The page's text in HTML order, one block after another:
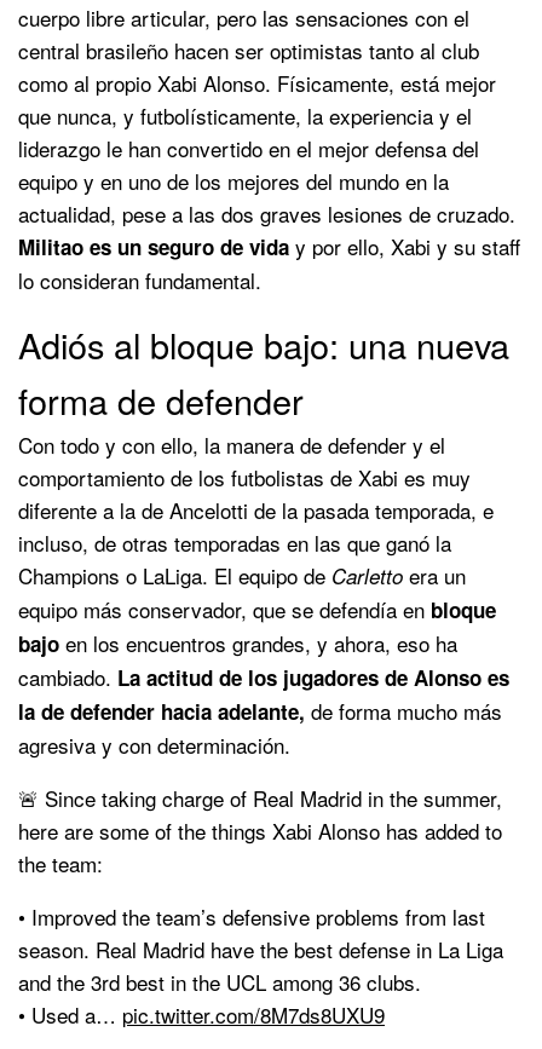
cuerpo libre articular, pero las sensaciones con el
central brasileño hacen ser optimistas tanto al club
como al propio Xabi Alonso. Físicamente, está mejor
que nunca, y futbolísticamente, la experiencia y el
liderazgo le han convertido en el mejor defensa del
equipo y en uno de los mejores del mundo en la
actualidad, pese a las dos graves lesiones de cruzado.
Militao es un seguro de vida y por ello, Xabi y su staff
lo consideran fundamental.
Adiós al bloque bajo: una nueva
forma de defender
Con todo y con ello, la manera de defender y el
comportamiento de los futbolistas de Xabi es muy
diferente a la de Ancelotti de la pasada temporada, e
incluso, de otras temporadas en las que ganó la
Champions o LaLiga. El equipo de Carletto era un
equipo más conservador, que se defendía en bloque
bajo en los encuentros grandes, y ahora, eso ha
cambiado. La actitud de los jugadores de Alonso es
la de defender hacia adelante, de forma mucho más
agresiva y con determinación.
🚨 Since taking charge of Real Madrid in the summer,
here are some of the things Xabi Alonso has added to
the team:
• Improved the team’s defensive problems from last
season. Real Madrid have the best defense in La Liga
and the 3rd best in the UCL among 36 clubs.
• Used a… pic.twitter.com/8M7ds8UXU9